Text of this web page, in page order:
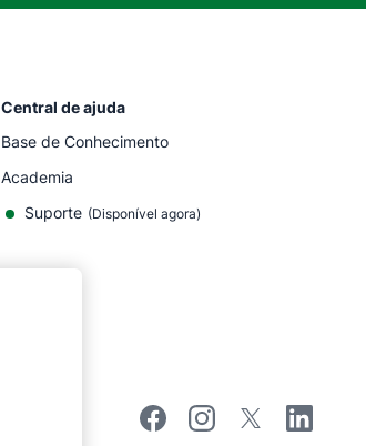
Central de ajuda
Base de Conhecimento
Academia
Suporte (Disponível agora)